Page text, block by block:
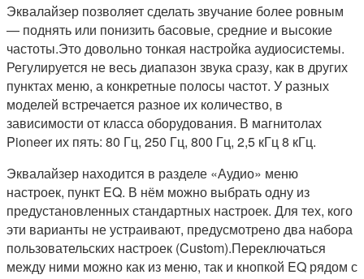
Эквалайзер позволяет сделать звучание более ровным
— поднять или понизить басовые, средние и высокие
частоты.Это довольно тонкая настройка аудиосистемы.
Регулируется не весь диапазон звука сразу, как в других
пунктах меню, а конкретные полосы частот. У разных
моделей встречается разное их количество, в
зависимости от класса оборудования. В магнитолах
Pioneer их пять: 80 Гц, 250 Гц, 800 Гц, 2,5 кГц 8 кГц.
Эквалайзер находится в разделе «Аудио» меню
настроек, пункт EQ. В нём можно выбрать одну из
предустановленных стандартных настроек. Для тех, кого
эти варианты не устраивают, предусмотрено два набора
пользовательских настроек (Custom).Переключаться
между ними можно как из меню, так и кнопкой EQ рядом с